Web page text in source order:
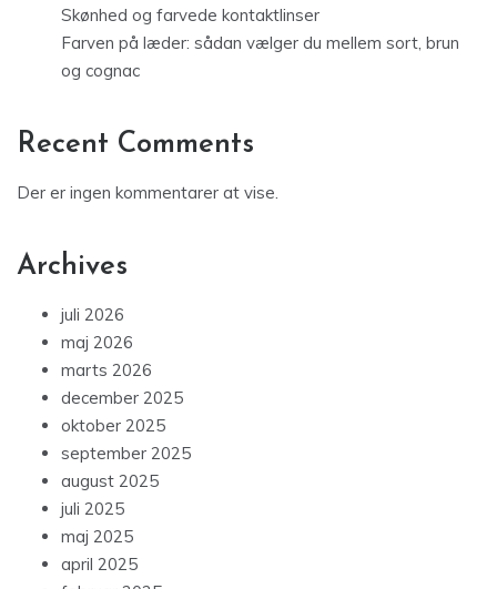
Skønhed og farvede kontaktlinser
Farven på læder: sådan vælger du mellem sort, brun
og cognac
Recent Comments
Der er ingen kommentarer at vise.
Archives
juli 2026
maj 2026
marts 2026
december 2025
oktober 2025
september 2025
august 2025
juli 2025
maj 2025
april 2025